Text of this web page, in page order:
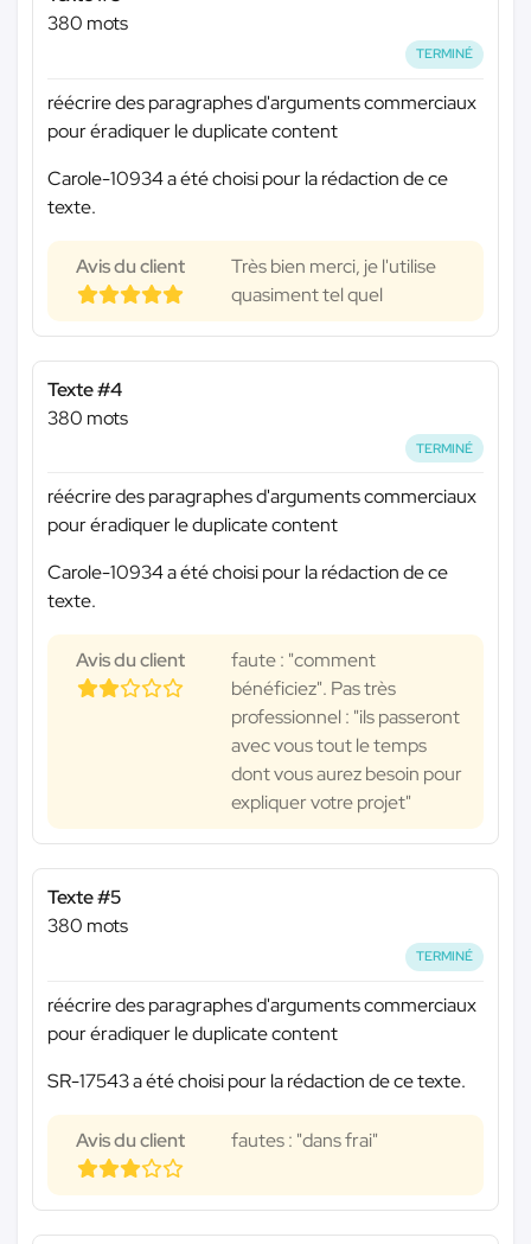
380 mots
TERMINÉ
réécrire des paragraphes d'arguments commerciaux
pour éradiquer le duplicate content
Carole-10934 a été choisi pour la rédaction de ce
texte.
Avis du client
Très bien merci, je l'utilise
quasiment tel quel
Texte #4
380 mots
TERMINÉ
réécrire des paragraphes d'arguments commerciaux
pour éradiquer le duplicate content
Carole-10934 a été choisi pour la rédaction de ce
texte.
Avis du client
faute : "comment
bénéficiez". Pas très
professionnel : "ils passeront
avec vous tout le temps
dont vous aurez besoin pour
expliquer votre projet"
Texte #5
380 mots
TERMINÉ
réécrire des paragraphes d'arguments commerciaux
pour éradiquer le duplicate content
SR-17543 a été choisi pour la rédaction de ce texte.
Avis du client fautes : "dans frai"